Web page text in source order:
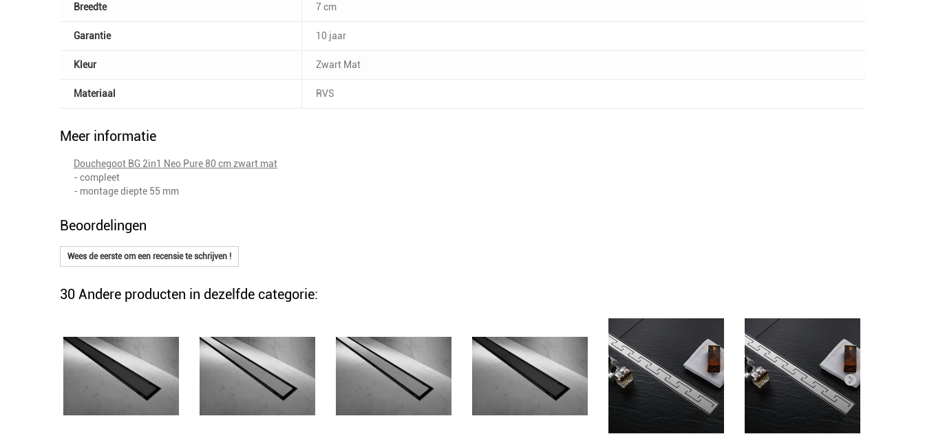
Breedte 7 cm
Garantie 10 jaar
Kleur Zwart Mat
Materiaal RVS
Meer informatie
Douchegoot BG 2in1 Neo Pure 80 cm zwart mat
- compleet
- montage diepte 55 mm
Beoordelingen
Wees de eerste om een recensie te schrijven !
30 Andere producten in dezelfde categorie: